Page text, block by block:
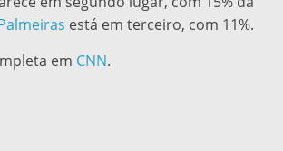
está em terceiro, com 11%.
em CNN.